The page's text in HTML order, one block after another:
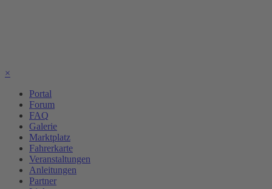
×
Portal
Forum
FAQ
Galerie
Marktplatz
Fahrerkarte
Veranstaltungen
Anleitungen
Partner